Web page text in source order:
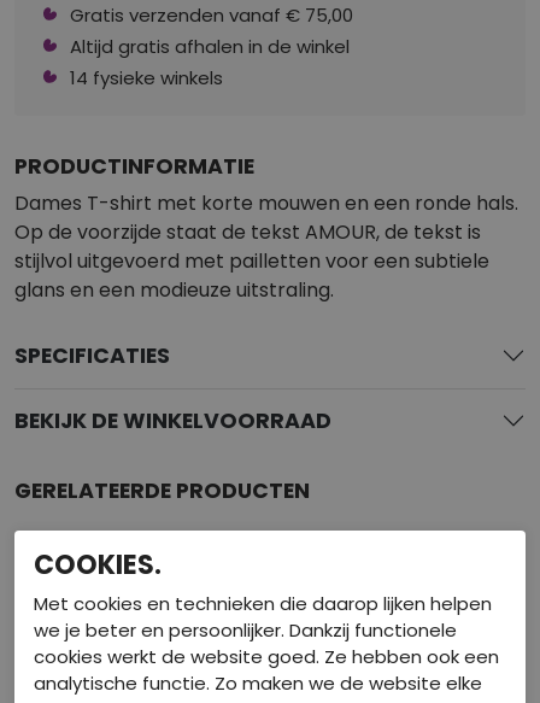
Gratis verzenden vanaf € 75,00
Altijd gratis afhalen in de winkel
14 fysieke winkels
PRODUCTINFORMATIE
Dames T-shirt met korte mouwen en een ronde hals.
Op de voorzijde staat de tekst AMOUR, de tekst is
stijlvol uitgevoerd met pailletten voor een subtiele
glans en een modieuze uitstraling.
SPECIFICATIES
BEKIJK DE WINKELVOORRAAD
GERELATEERDE PRODUCTEN
COOKIES.
Met cookies en technieken die daarop lijken helpen
we je beter en persoonlijker. Dankzij functionele
cookies werkt de website goed. Ze hebben ook een
analytische functie. Zo maken we de website elke